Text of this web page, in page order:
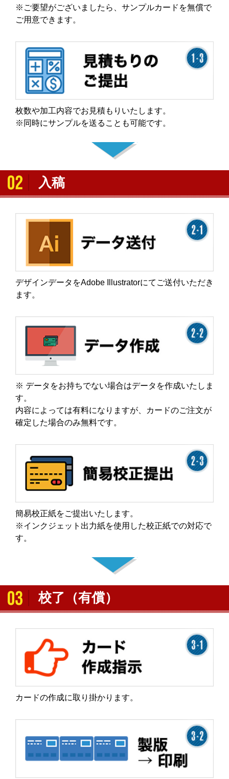
※ご要望がございましたら、サンプルカードを無償で
ご用意できます。
枚数や加工内容でお見積もりいたします。
※同時にサンプルを送ることも可能です。
入稿
デザインデータをAdobe Illustratorにてご送付いただき
ます。
※ データをお持ちでない場合はデータを作成いたしま
す。
内容によっては有料になりますが、カードのご注文が
確定した場合のみ無料です。
簡易校正紙をご提出いたします。
※インクジェット出力紙を使用した校正紙での対応で
す。
校了（有償）
カードの作成に取り掛かります。